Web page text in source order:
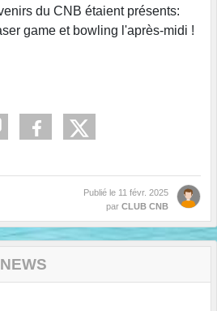
du CNB étaient présents:
game et bowling l'après-midi !
Publié le 11 févr. 2025
par CLUB CNB